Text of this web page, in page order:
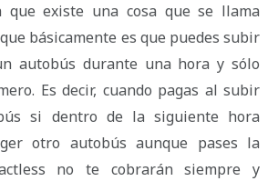
que existe una cosa que se llama
básicamente es que puedes subir
autobús durante una hora y sólo
Es decir, cuando pagas al subir
si dentro de la siguiente hora
otro autobús aunque pases la
no te cobrarán siempre y